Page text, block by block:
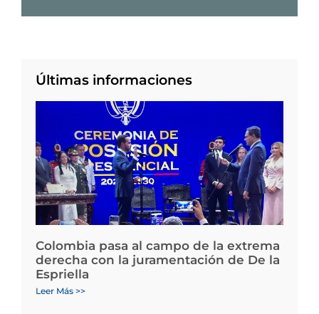
Últimas informaciones
Colombia pasa al campo de la extrema
derecha con la juramentación de De la
Espriella
Leer Más >>